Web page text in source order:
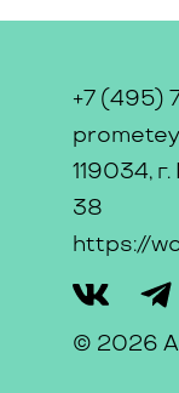
+7 (495)
119034,
38
https://
© 2026